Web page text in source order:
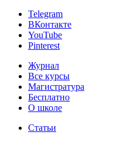
Telegram
ВКонтакте
YouTube
Pinterest
Журнал
Все курсы
Магистратура
Бесплатно
О школе
Статьи